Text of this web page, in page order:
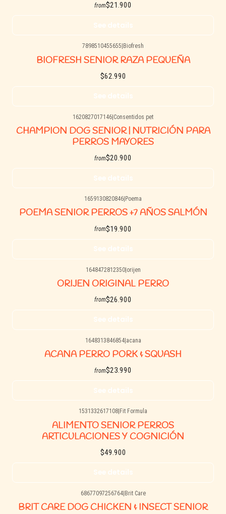
from$21.900
See details
7898510455655 Biofresh
BIOFRESH SENIOR RAZA PEQUEÑA
$62.990
See details
Agotado
1620827017146|Consentidos pet
CHAMPION DOG SENIOR | NUTRICIÓN PARA
PERROS MAYORES
from$20.900
See details
1659130820846 Poema
POEMA SENIOR PERROS +7 AÑOS SALMÓN
from$19.900
See details
1648472812350|orijen
ORIJEN ORIGINAL PERRO
from$26.900
See details
1648313846854| acana
ACANA PERRO PORK & SQUASH
from$23.990
See details
1531332617108 Fit Formula
ALIMENTO SENIOR PERROS
ARTICULACIONES Y COGNICIÓN
$49.900
See details
68677097256764|Brit Care
BRIT CARE DOG CHICKEN & INSECT SENIOR